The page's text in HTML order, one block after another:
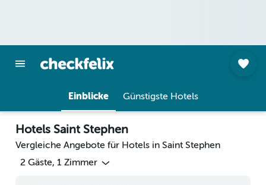
Einblicke Günstigste Hotels
Hotels Saint Stephen
Vergleiche Angebote für Hotels in Saint Stephen
2 Gäste, 1 Zimmer